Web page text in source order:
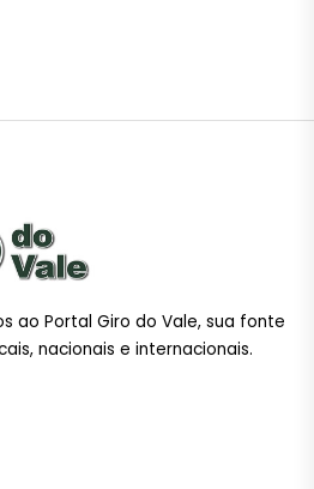
ao Portal Giro do Vale, sua fonte
nacionais e internacionais.